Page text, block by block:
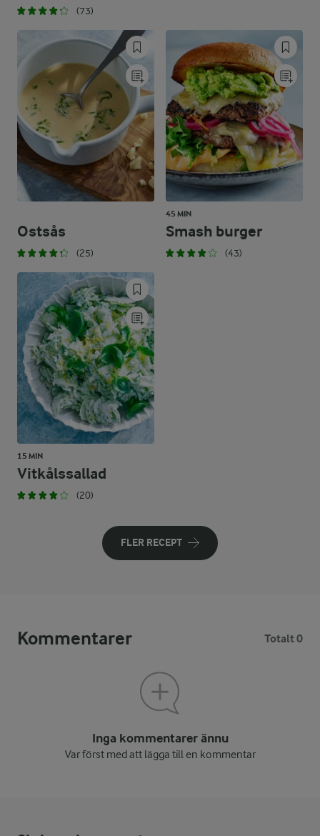
(73)
Ostsås
(25)
45 MIN
Smash burger
(43)
15 MIN
Vitkålssallad
(20)
FLER RECEPT
Kommentarer Totalt 0
Inga kommentarer ännu
Var först med att lägga till en kommentar